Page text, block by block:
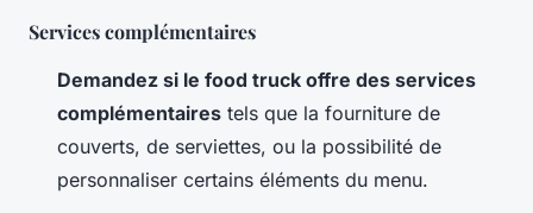
Services complémentaires
Demandez si le food truck offre des services
complémentaires tels que la fourniture de
couverts, de serviettes, ou la possibilité de
personnaliser certains éléments du menu.